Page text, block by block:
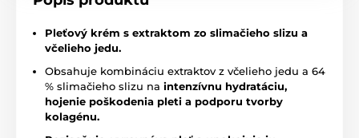
Pleťový krém s extraktom zo slimačieho slizu a
včelieho jedu.
Obsahuje kombináciu extraktov z včelieho jedu a 64
% slimačieho slizu na intenzívnu hydratáciu,
hojenie poškodenia pleti a podporu tvorby
kolagénu.